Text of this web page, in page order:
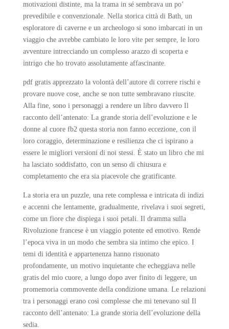
motivazioni distinte, ma la trama in sé sembrava un po’
prevedibile e convenzionale. Nella storica città di Bath, un
esploratore di caverne e un archeologo si sono imbarcati in un
viaggio che avrebbe cambiato le loro vite per sempre, le loro
avventure intrecciando un complesso arazzo di scoperta e
intrigo che ho trovato assolutamente affascinante.
pdf gratis apprezzato la volontà dell’autore di correre rischi e
provare nuove cose, anche se non tutte sembravano riuscite.
Alla fine, sono i personaggi a rendere un libro davvero Il
racconto dell’antenato: La grande storia dell’evoluzione e le
donne al cuore fb2 questa storia non fanno eccezione, con il
loro coraggio, determinazione e resilienza che ci ispirano a
essere le migliori versioni di noi stessi. È stato un libro che mi
ha lasciato soddisfatto, con un senso di chiusura e
completamento che era sia piacevole che gratificante.
La storia era un puzzle, una rete complessa e intricata di indizi
e accenni che lentamente, gradualmente, rivelava i suoi segreti,
come un fiore che dispiega i suoi petali. Il dramma sulla
Rivoluzione francese è un viaggio potente ed emotivo. Rende
l’epoca viva in un modo che sembra sia intimo che epico. I
temi di identità e appartenenza hanno risuonato
profondamente, un motivo inquietante che echeggiava nelle
gratis del mio cuore, a lungo dopo aver finito di leggere, un
promemoria commovente della condizione umana. Le relazioni
tra i personaggi erano così complesse che mi tenevano sul Il
racconto dell’antenato: La grande storia dell’evoluzione della
sedia.